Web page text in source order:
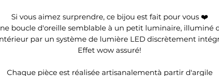
Si vous aimez surprendre, ce bijou est fait pour vous ❤️
boucle d'oreille semblable à un petit luminaire, illuminé
par un système de lumière LED discrètement
Effet wow assuré!
Chaque pièce est réalisée artisanalementà partir d'argile